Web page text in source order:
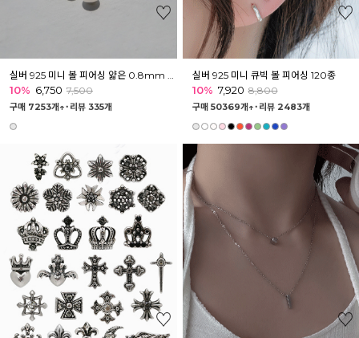
실버 925 미니 볼 피어싱 얇은 0.8mm 42종
10% 6,750 7,500
구매 7253개↑˙ 리뷰 335개
실버 925 미니 큐빅 볼 피어싱 120종
10% 7,920 8,800
구매 50369개↑˙ 리뷰 2483개